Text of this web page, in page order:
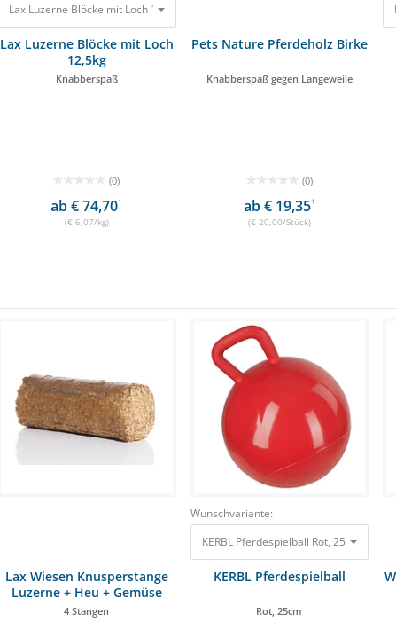
Lax Luzerne Blöcke mit Loch
12,5kg
Knabberspaß
(0)
ab € 74,701
(€ 6,07/kg)
Pets Nature Pferdeholz Birke
Knabberspaß gegen Langeweile
(0)
ab € 19,351
(€ 20,00/Stück)
Lax Wiesen Knusperstange
Luzerne + Heu + Gemüse
3,5kg
4 Stangen
Wunschvariante:
KERBL Pferdespielball Rot, 25cm
KERBL Pferdespielball
Rot, 25cm